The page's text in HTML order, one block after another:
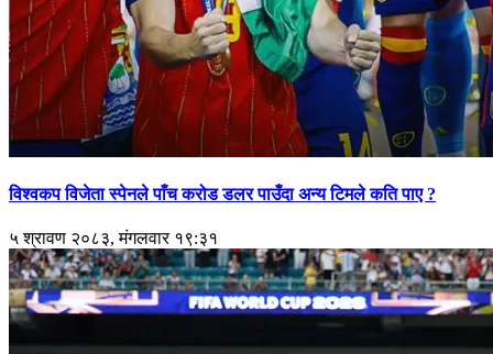
विश्वकप विजेता स्पेनले पाँच करोड डलर पाउँदा अन्य टिमले कति पाए ?
५ श्रावण २०८३, मंगलवार १९:३१